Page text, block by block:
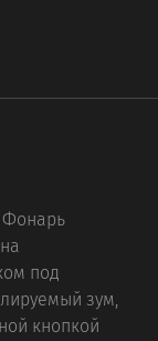
Фонарь
под
зум,
кнопкой